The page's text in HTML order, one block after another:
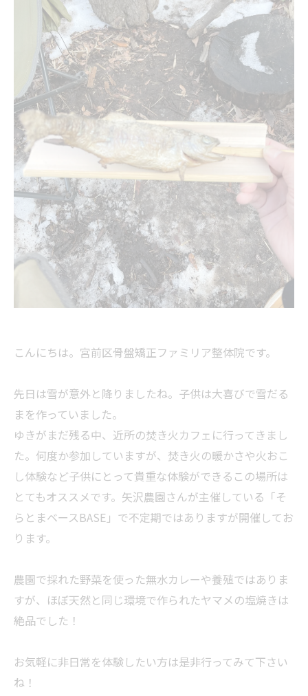
こんにちは。宮前区骨盤矯正ファミリア整体院です。
先日は雪が意外と降りましたね。子供は大喜びで雪だる
まを作っていました。
ゆきがまだ残る中、近所の焚き火カフェに行ってきまし
た。何度か参加していますが、焚き火の暖かさや火おこ
し体験など子供にとって貴重な体験ができるこの場所は
とてもオススメです。矢沢農園さんが主催している「そ
らとまベースBASE」で不定期ではありますが開催してお
ります。
農園で採れた野菜を使った無水カレーや養殖ではありま
すが、ほぼ天然と同じ環境で作られたヤマメの塩焼きは
絶品でした！
お気軽に非日常を体験したい方は是非行ってみて下さい
ね！